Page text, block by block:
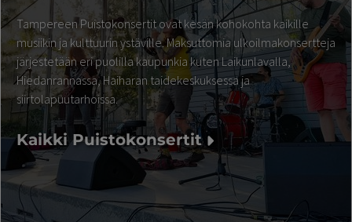
Tampereen Puistokonsertit ovat kesän kohokohta kaikille
musiikin ja kulttuurin ystäville. Maksuttomia ulkoilmakonsertteja
järjestetään eri puolilla kaupunkia kuten Laikunlavalla,
Hiedanrannassa, Haiharan taidekeskuksessa ja
siirtolapuutarhoissa.
Kaikki Puistokonsertit